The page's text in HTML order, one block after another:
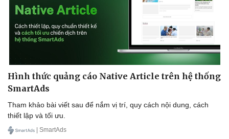
Sức khỏe
Hình thức quảng cáo Native Article trên hệ thống
SmartAds
Tham khảo bài viết sau để nắm vị trí, quy cách nội dung, cách
thiết lập và tối ưu.
| SmartAds